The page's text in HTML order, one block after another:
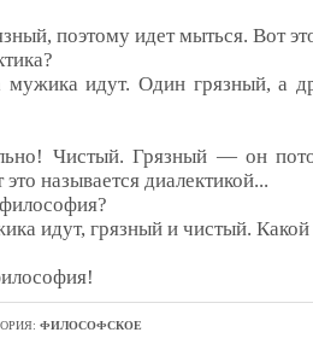
поэтому идет мыться. Вот
идут. Один грязный, а
Чистый. Грязный — он
называется диалектикой...
идут, грязный и чистый. Какой
ФИЛОСОФСКОЕ